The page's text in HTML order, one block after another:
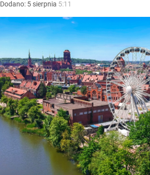
Dodano: 5 sierpnia 5:11